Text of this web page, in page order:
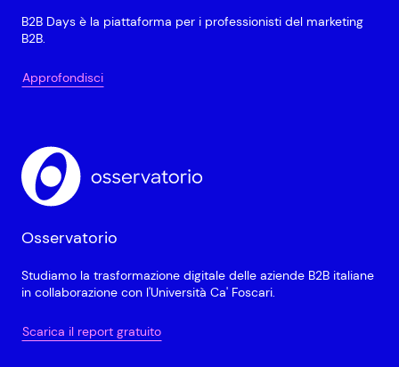
B2B Days è la piattaforma per i professionisti del marketing
B2B.
Approfondisci
Osservatorio
Studiamo la trasformazione digitale delle aziende B2B italiane
in collaborazione con l'Università Ca' Foscari.
Scarica il report gratuito